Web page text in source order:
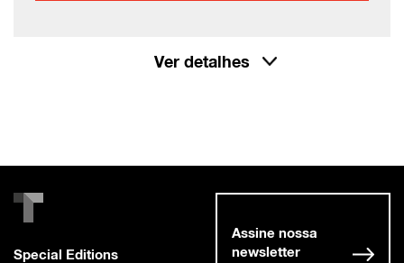
Ver detalhes
Special Editions
Assine nossa
newsletter